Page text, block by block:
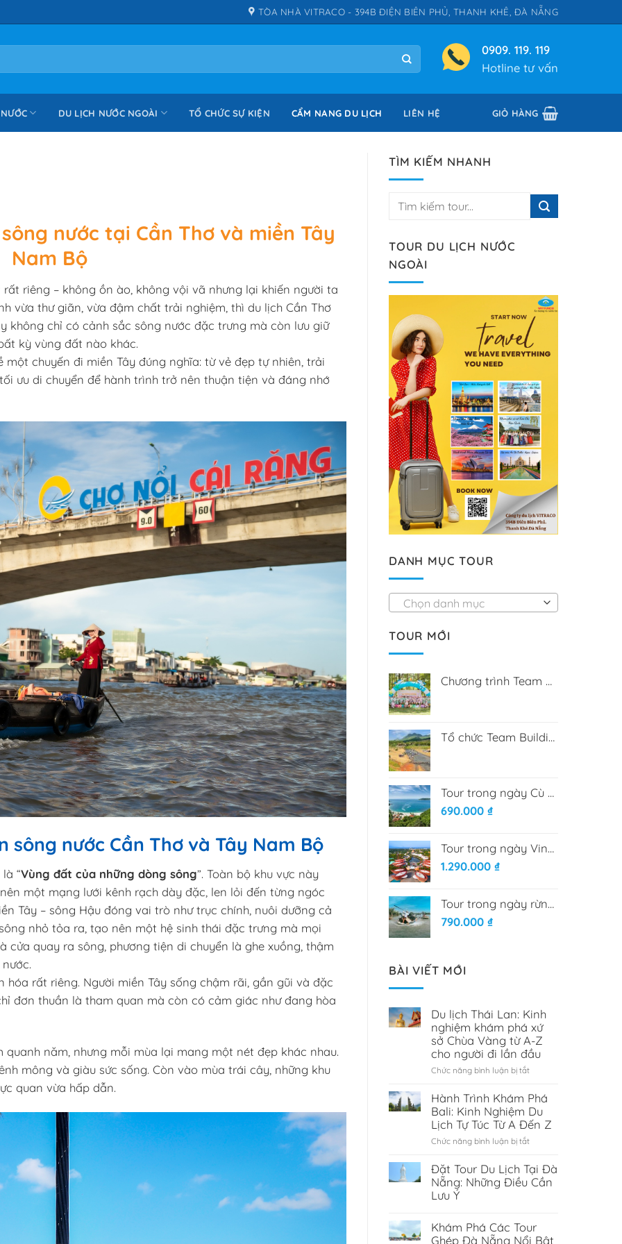
TÒA NHÀ VITRACO - 394B ĐIỆN BIÊN PHỦ, THANH KHÊ, ĐÀ NẴNG
0909. 119. 119
Hotline tư vấn
DU LỊCH NƯỚC NGOÀI TỔ CHỨC SỰ KIỆN CẨM NANG DU LỊCH LIÊN HỆ GIỎ HÀNG
nước tại Cần Thơ và miền Tây
Nam Bộ
riêng – không ồn ào, không vội vã nhưng lại khiến người ta
vừa thư giãn, vừa đậm chất trải nghiệm, thì du lịch Cần Thơ
không chỉ có cảnh sắc sông nước đặc trưng mà còn lưu giữ
kỳ vùng đất nào khác.
chuyến đi miền Tây đúng nghĩa: từ vẻ đẹp tự nhiên, trải
ưu di chuyển để hành trình trở nên thuận tiện và đáng nhớ
sông nước Cần Thơ và Tây Nam Bộ
“Vùng đất của những dòng sông”. Toàn bộ khu vực này
một mạng lưới kênh rạch dày đặc, len lỏi đến từng ngóc
Tây – sông Hậu đóng vai trò như trục chính, nuôi dưỡng cả
nhỏ tỏa ra, tạo nên một hệ sinh thái đặc trưng mà mọi
cửa quay ra sông, phương tiện di chuyển là ghe xuồng, thậm
rất riêng. Người miền Tây sống chậm rãi, gần gũi và đặc
đơn thuần là tham quan mà còn có cảm giác như đang hòa
năm, nhưng mỗi mùa lại mang một nét đẹp khác nhau.
mông và giàu sức sống. Còn vào mùa trái cây, những khu
quan vừa hấp dẫn.
TÌM KIẾM NHANH
TOUR DU LỊCH NƯỚC
NGOÀI
DANH MỤC TOUR
Chọn danh mục
TOUR MỚI
Chương trình Team Building tại Hòa Phú Thành
Tổ chức Team Building tại Bana Rita Farm
Tour trong ngày Cù Lao Chàm từ Đà Nẵng
690.000 ₫
Tour trong ngày VinWonder Nam Hội An
1.290.000 ₫
Tour trong ngày rừng dừa Bảy mẫu - Phố cổ Hội An
790.000 ₫
BÀI VIẾT MỚI
Du lịch Thái Lan: Kinh
nghiệm khám phá xứ
sở Chùa Vàng từ A-Z
cho người đi lần đầu
Chức năng bình luận bị tắt
lịch
Thái
Lan:
Kinh
phá
xứ
từ
Hành Trình Khám Phá
Bali: Kinh Nghiệm Du
Lịch Tự Túc Từ A Đến Z
Chức năng bình luận bị tắt
Trình
Khám
Nghiệm
Du
Đặt Tour Du Lịch Tại Đà
Nẵng: Những Điều Cần
Lưu Ý
Khám Phá Các Tour
Ghép Đà Nẵng Nổi Bật